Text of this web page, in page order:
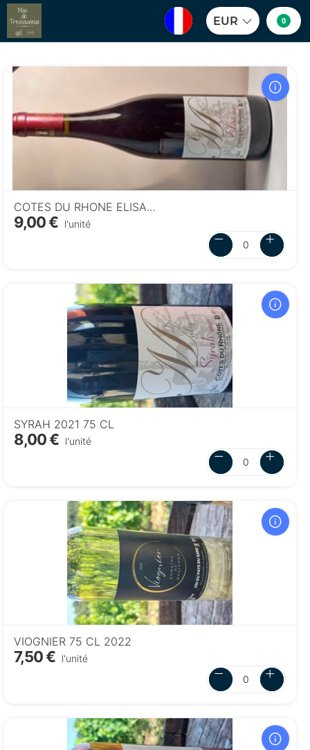
EUR 0
COTES DU RHONE ELISA...
9,00 € l'unité
SYRAH 2021 75 CL
8,00 € l'unité
VIOGNIER 75 CL 2022
7,50 € l'unité